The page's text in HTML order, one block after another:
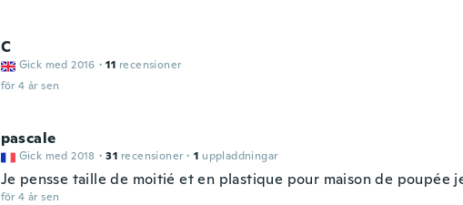
C
Gick med 2016 · 11 recensioner
för 4 år sen
pascale
Gick med 2018 · 31 recensioner · 1 uppladdningar
Je pensse taille de moitié et en plastique pour maison de poupée
för 4 år sen